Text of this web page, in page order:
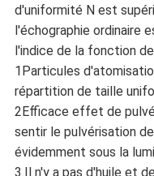
d'uniformité N est
l'échographie ordinaire
l'indice de la fonction
1Particules
répartition de taille
2Efficace effet de
sentir le pulvérisation
évidemment sous la
3.Il n'y a pas d'huile et